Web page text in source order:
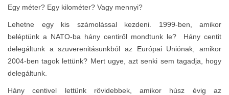
Egy méter? Egy kilométer? Vagy mennyi?
Lehetne egy kis számolással kezdeni. 1999-ben, amikor
beléptünk a NATO-ba hány centiről mondtunk le? Hány centit
delegáltunk a szuverenitásunkból az Európai Uniónak, amikor
2004-ben tagok lettünk? Mert ugye, azt senki sem tagadja, hogy
delegáltunk.
Hány centivel lettünk rövidebbek, amikor húsz évig az